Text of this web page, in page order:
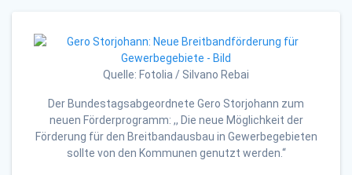
Quelle: Fotolia / Silvano Rebai
Der Bundestagsabgeordnete Gero Storjohann zum
neuen Förderprogramm: ,, Die neue Möglichkeit der
Förderung für den Breitbandausbau in Gewerbegebieten
sollte von den Kommunen genutzt werden.‘‘